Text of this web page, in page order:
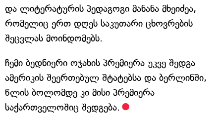
და ლიტერატურის პედაგოგი მანანა მხეიძეა,
რომელიც ერთ დღეს საკუთარი ცხოვრების
შეცვლას მოინდომებს.
ჩემი ბედნიერი ოჯახის პრემიერა უკვე შედგა
ამერიკის შეერთებულ შტატებსა და ბერლინში,
წლის ბოლომდე კი მისი პრემიერა
საქართველოშიც შედგება.